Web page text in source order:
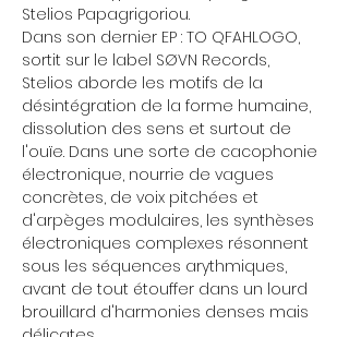
Stelios Papagrigoriou.
Dans son dernier EP : TO QFAHLOGO,
sortit sur le label SØVN Records,
Stelios aborde les motifs de la
désintégration de la forme humaine,
dissolution des sens et surtout de
l'ouïe. Dans une sorte de cacophonie
électronique, nourrie de vagues
concrètes, de voix pitchées et
d'arpèges modulaires, les synthèses
électroniques complexes résonnent
sous les séquences arythmiques,
avant de tout étouffer dans un lourd
brouillard d'harmonies denses mais